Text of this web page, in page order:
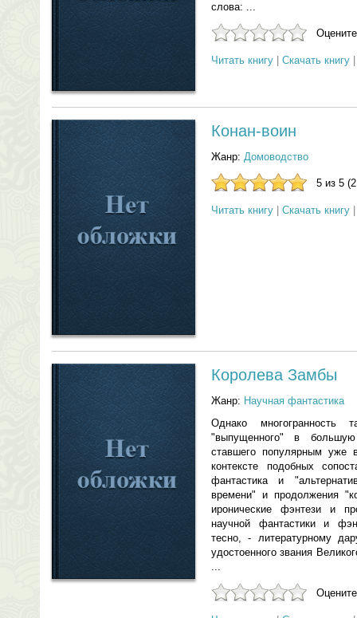
слова: ...
Читать книгу Скачать книгу
Конан-воин
Жанр: Домоводство
5 из 5
Читать книгу Скачать книгу
Королева Замбы
Жанр: Научная фантастика
Однако
"выпущенного" в
ставшего популярным уже
контексте подобных
фантастика и
времени" и продолжения
иронические фэнтези и
научной фантастики и
тесно, - литературному
удостоенного звания
...